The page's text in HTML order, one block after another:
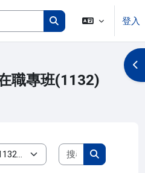
搜尋課程
搜尋課程
登入
職專班(1132)
開
搜尋課程
搜尋課程